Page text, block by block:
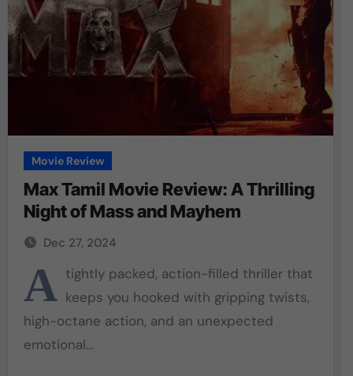
Movie Review
Max Tamil Movie Review: A Thrilling
Night of Mass and Mayhem
Dec 27, 2024
A tightly packed, action-filled thriller that
keeps you hooked with gripping twists,
high-octane action, and an unexpected
emotional…